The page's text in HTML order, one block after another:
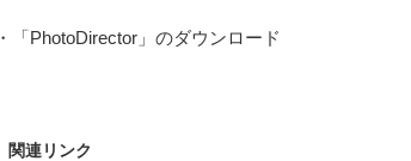
・「PhotoDirector」のダウンロード
関連リンク